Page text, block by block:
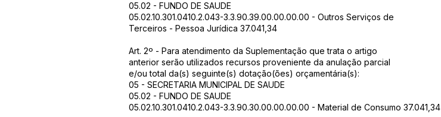
05.02 - FUNDO DE SAUDE
05.02.10.301.0410.2.043-3.3.90.39.00.00.00.00 - Outros Serviços de
Terceiros - Pessoa Jurídica 37.041,34
Art. 2º - Para atendimento da Suplementação que trata o artigo
anterior serão utilizados recursos proveniente da anulação parcial
e/ou total da(s) seguinte(s) dotação(ões) orçamentária(s):
05 - SECRETARIA MUNICIPAL DE SAUDE
05.02 - FUNDO DE SAUDE
05.02.10.301.0410.2.043-3.3.90.30.00.00.00.00 - Material de Consumo 37.041,34